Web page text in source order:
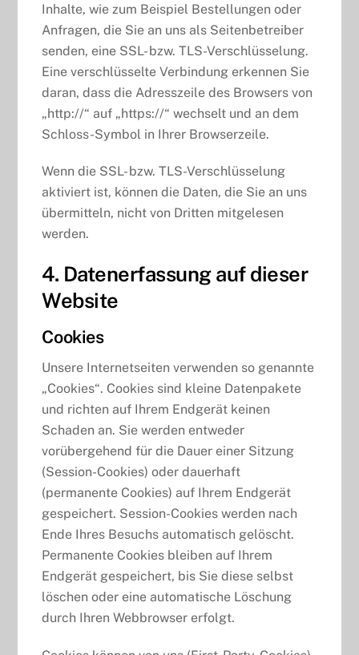
Inhalte, wie zum Beispiel Bestellungen oder
Anfragen, die Sie an uns als Seitenbetreiber
senden, eine SSL- bzw. TLS-Verschlüsselung.
Eine verschlüsselte Verbindung erkennen Sie
daran, dass die Adresszeile des Browsers von
„http://“ auf „https://“ wechselt und an dem
Schloss-Symbol in Ihrer Browserzeile.
Wenn die SSL- bzw. TLS-Verschlüsselung
aktiviert ist, können die Daten, die Sie an uns
übermitteln, nicht von Dritten mitgelesen
werden.
4. Datenerfassung auf dieser
Website
Cookies
Unsere Internetseiten verwenden so genannte
„Cookies“. Cookies sind kleine Datenpakete
und richten auf Ihrem Endgerät keinen
Schaden an. Sie werden entweder
vorübergehend für die Dauer einer Sitzung
(Session-Cookies) oder dauerhaft
(permanente Cookies) auf Ihrem Endgerät
gespeichert. Session-Cookies werden nach
Ende Ihres Besuchs automatisch gelöscht.
Permanente Cookies bleiben auf Ihrem
Endgerät gespeichert, bis Sie diese selbst
löschen oder eine automatische Löschung
durch Ihren Webbrowser erfolgt.